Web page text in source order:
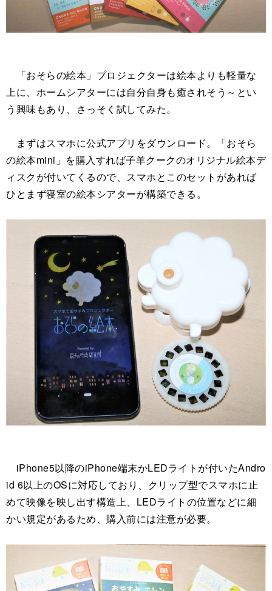
「おそらの絵本」プロジェクターは絵本よりも軽量な
上に、ホームシアターには自分自身も癒されそう～とい
う興味もあり、さっそく試してみた。
まずはスマホに公式アプリをダウンロード。「おそら
の絵本mini」を購入すれば子羊クークのオリジナル絵本デ
ィスクが付いてくるので、スマホとこのセットがあれば
ひとまず寝室の絵本シアターが構築できる。
iPhone5以降のiPhone端末かLEDライトが付いたAndro
id 6以上のOSに対応しており、クリップ型でスマホに止
めて映像を映し出す構造上、LEDライトの位置などに細
かい規定があるため、購入前には注意が必要。